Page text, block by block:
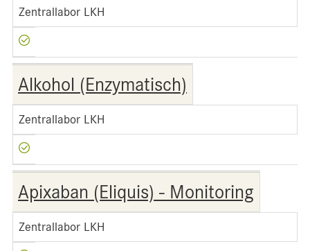
Zentrallabor LKH
Alkohol (Enzymatisch)
Zentrallabor LKH
Apixaban (Eliquis) - Monitoring
Zentrallabor LKH